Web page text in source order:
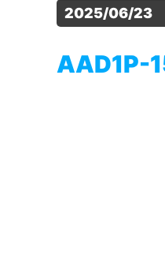
2025/06/23　
AAD1P-